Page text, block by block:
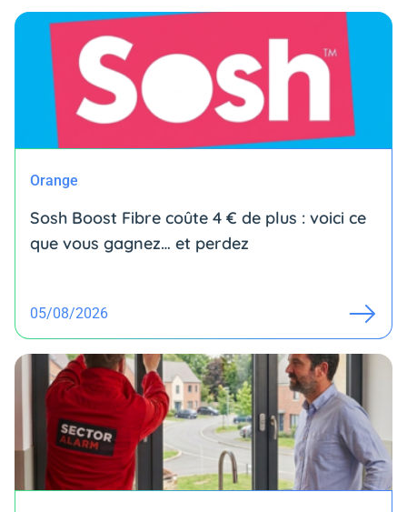
Orange
Sosh Boost Fibre coûte 4 € de plus : voici ce
que vous gagnez… et perdez
05/08/2026